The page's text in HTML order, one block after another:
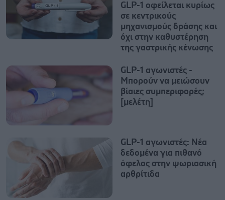
GLP-1 οφείλεται κυρίως
σε κεντρικούς
μηχανισμούς δράσης και
όχι στην καθυστέρηση
της γαστρικής κένωσης
GLP-1 αγωνιστές -
Μπορούν να μειώσουν
βίαιες συμπεριφορές;
[μελέτη]
GLP-1 αγωνιστές: Νέα
δεδομένα για πιθανό
όφελος στην ψωριασική
αρθρίτιδα